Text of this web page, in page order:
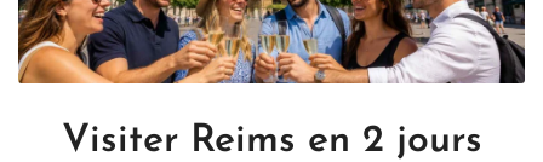
Visiter Reims en 2 jours